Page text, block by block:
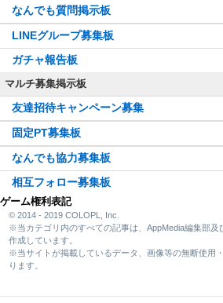
なんでも質問掲示板
LINEグループ募集板
ガチャ報告板
マルチ募集掲示板
友達招待キャンペーン募集
固定PT募集板
なんでも協力募集板
相互フォロー募集板
ゲーム権利表記
© 2014 - 2019 COLOPL, Inc.
※当カテゴリ内のすべての記事は、AppMedia編集部及
作成しています。
※当サイトが掲載しているデータ、画像等の無断使用
ります。